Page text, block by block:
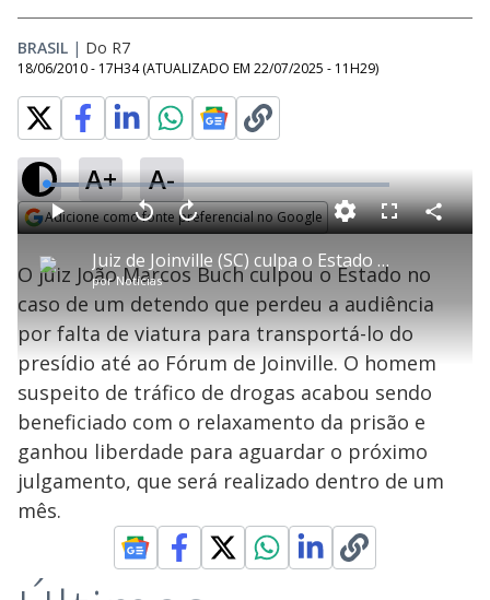
BRASIL | Do R7
18/06/2010 - 17H34 (ATUALIZADO EM 22/07/2025 - 11H29)
A+ A-
Adicione como fonte preferencial no Google
P
l
a
y
V
Juiz de Joinville (SC) culpa o Estado por detento ter perdido audiência
porNotícias
P V
a
r
0
e
g
n
d
s
A
n
ç
a
1
s
e
u
n
o
s
M
u
L
o
a
d
e
.
4
%
F
s
c
r
e
n
C
o
O juiz João Marcos Buch culpou o Estado no
caso de um detendo que perdeu a audiência
por falta de viatura para transportá-lo do
presídio até ao Fórum de Joinville. O homem
suspeito de tráfico de drogas acabou sendo
beneficiado com o relaxamento da prisão e
ganhou liberdade para aguardar o próximo
julgamento, que será realizado dentro de um
mês.